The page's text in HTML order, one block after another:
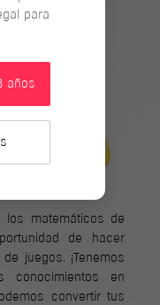
matemáticos de
de hacer
juegos. ¡Tenemos
conocimientos en
convertir tus
para
años